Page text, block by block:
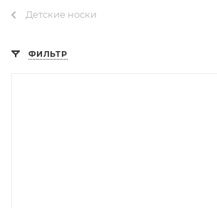
Детские носки
ФИЛЬТР